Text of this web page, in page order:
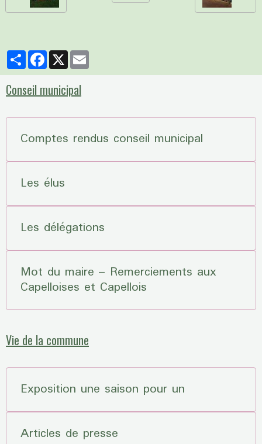
PartagerFacebook
X
Conseil municipal
Comptes rendus conseil municipal
Les élus
Les délégations
Mot du maire – Remerciements aux
Capelloises et Capellois
Vie de la commune
Exposition une saison pour un
Articles de presse